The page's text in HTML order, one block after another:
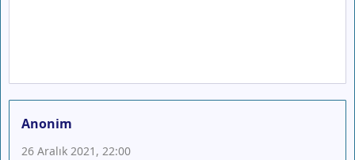
Anonim
26 Aralık 2021, 22:00